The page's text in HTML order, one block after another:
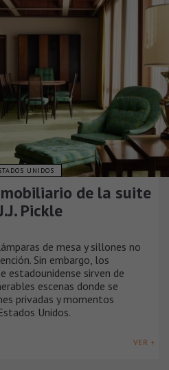
UNIDOS
de la suite
Pickle
de mesa y sillones no
Sin embargo, los
estadounidense sirven de
escenas donde se
privadas y momentos
Unidos.
VER +